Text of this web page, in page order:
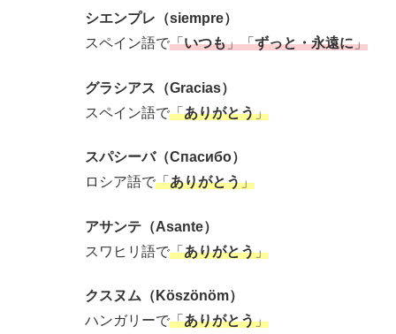
シエンプレ（siempre）
スペイン語で「いつも」「ずっと・永遠に」
グラシアス（Gracias）
スペイン語で「ありがとう」
スパシーバ（Спасибо）
ロシア語で「ありがとう」
アサンテ（Asante）
スワヒリ語で「ありがとう」
クスヌム（Köszönöm）
ハンガリーで「ありがとう」